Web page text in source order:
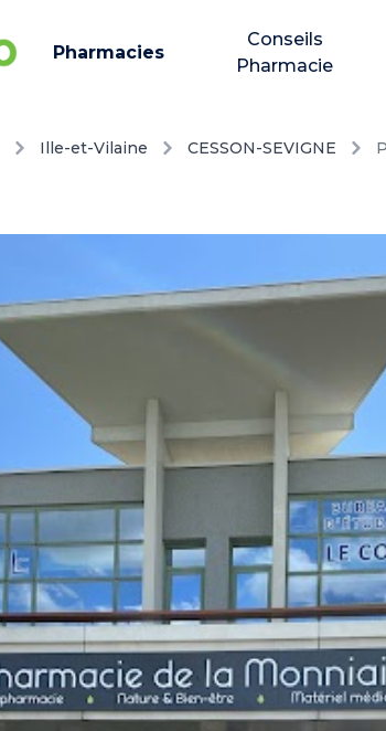
Pharmacies
Conseils
Pharmacie
Ille-et-Vilaine CESSON-SEVIGNE